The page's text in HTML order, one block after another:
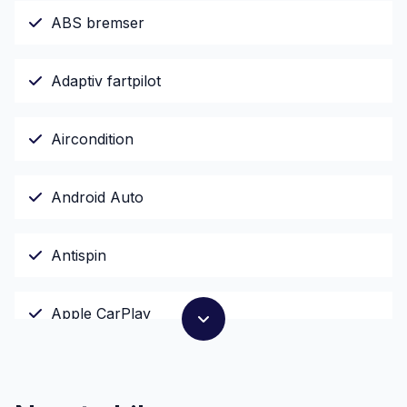
ABS bremser
Adaptiv fartpilot
Aircondition
Android Auto
Antispin
Apple CarPlay